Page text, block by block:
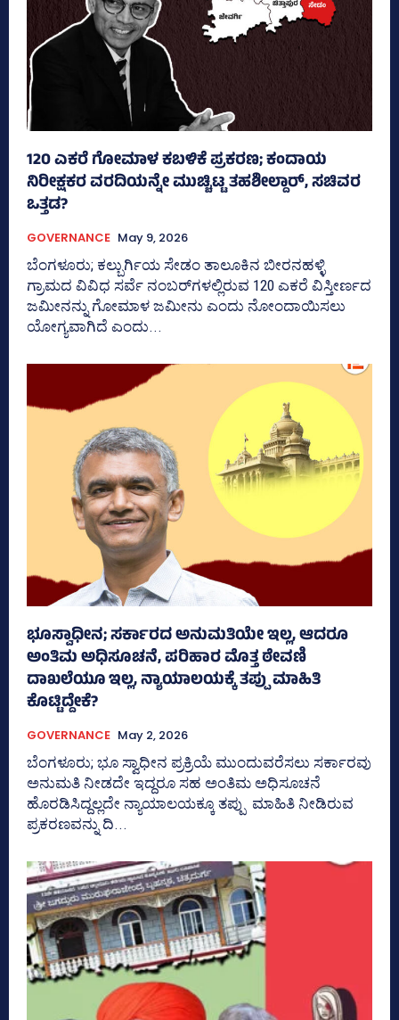
120 ಎಕರೆ ಗೋಮಾಳ ಕಬಳಿಕೆ ಪ್ರಕರಣ; ಕಂದಾಯ
ನಿರೀಕ್ಷಕರ ವರದಿಯನ್ನೇ ಮುಚ್ಚಿಟ್ಟ ತಹಶೀಲ್ದಾರ್, ಸಚಿವರ
ಒತ್ತಡ?
GOVERNANCE May 9, 2026
ಬೆಂಗಳೂರು; ಕಲ್ಬುರ್ಗಿಯ ಸೇಡಂ ತಾಲೂಕಿನ ಬೀರನಹಳ್ಳಿ
ಗ್ರಾಮದ ವಿವಿಧ ಸರ್ವೆ ನಂಬರ್‍‌ಗಳಲ್ಲಿರುವ 120 ಎಕರೆ ವಿಸ್ತೀರ್ಣದ
ಜಮೀನನ್ನು ಗೋಮಾಳ ಜಮೀನು ಎಂದು ನೋಂದಾಯಿಸಲು
ಯೋಗ್ಯವಾಗಿದೆ ಎಂದು...
ಭೂಸ್ವಾಧೀನ; ಸರ್ಕಾರದ ಅನುಮತಿಯೇ ಇಲ್ಲ, ಆದರೂ
ಅಂತಿಮ ಅಧಿಸೂಚನೆ, ಪರಿಹಾರ ಮೊತ್ತ ಠೇವಣಿ
ದಾಖಲೆಯೂ ಇಲ್ಲ, ನ್ಯಾಯಾಲಯಕ್ಕೆ ತಪ್ಪು ಮಾಹಿತಿ
ಕೊಟ್ಟಿದ್ದೇಕೆ?
GOVERNANCE May 2, 2026
ಬೆಂಗಳೂರು; ಭೂ ಸ್ವಾಧೀನ ಪ್ರಕ್ರಿಯೆ ಮುಂದುವರೆಸಲು ಸರ್ಕಾರವು
ಅನುಮತಿ ನೀಡದೇ ಇದ್ದರೂ ಸಹ ಅಂತಿಮ ಅಧಿಸೂಚನೆ
ಹೊರಡಿಸಿದ್ದಲ್ಲದೇ ನ್ಯಾಯಾಲಯಕ್ಕೂ ತಪ್ಪು ಮಾಹಿತಿ ನೀಡಿರುವ
ಪ್ರಕರಣವನ್ನು ದಿ...